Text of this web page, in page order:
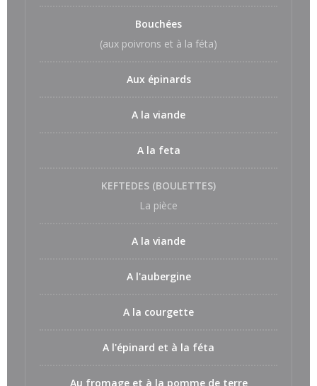
Bouchées
(aux poivrons et à la féta)
Aux épinards
A la viande
A la feta
KEFTEDES (BOULETTES)
La pièce
A la viande
A l'aubergine
A la courgette
A l'épinard et à la féta
Au fromage et à la pomme de terre